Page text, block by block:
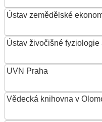
Ústav zemědělské
Ústav živočišné fyziologie
UVN Praha
Vědecká knihovna v